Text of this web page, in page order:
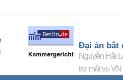
Đại án bắt
Nguyễn Hải
trợ mật vụ